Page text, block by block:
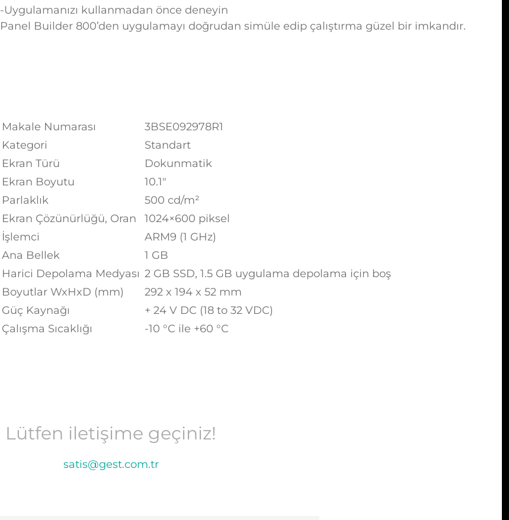
-Uygulamanızı kullanmadan önce deneyin
Panel Builder 800’den uygulamayı doğrudan simüle edip çalıştırma güzel bir imkandır.
Makale Numarası
3BSE092978R1
Kategori
Standart
Ekran Türü
Dokunmatik
Ekran Boyutu
10.1″
Parlaklık
500 cd/m²
Ekran Çözünürlüğü, Oran
1024×600 piksel
İşlemci
ARM9 (1 GHz)
Ana Bellek
1 GB
Harici Depolama Medyası 2 GB SSD, 1.5 GB uygulama depolama için boş
Boyutlar WxHxD (mm)
292 x 194 x 52 mm
Güç Kaynağı
+ 24 V DC (18 to 32 VDC)
Çalışma Sıcaklığı
-10 °C ile +60 °C
Lütfen iletişime geçiniz!
satis@gest.com.tr